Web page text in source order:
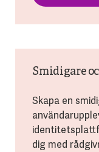
Smidigare
Skapa en
dig med